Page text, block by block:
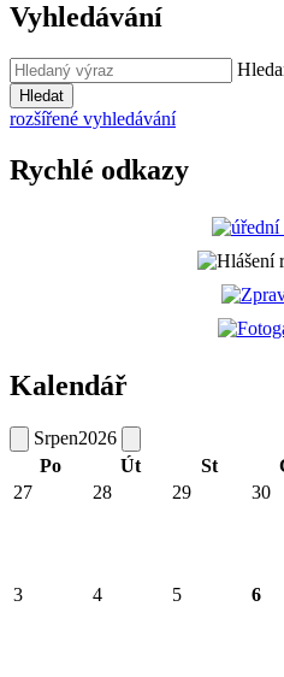
Vyhledávání
Hledat
rozšířené vyhledávání
Rychlé odkazy
Kalendář
Srpen2026
Po
Út St
27
28 29 30
3 4 5 6